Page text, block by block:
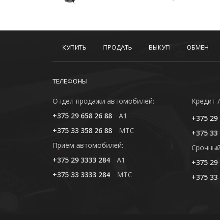
КУПИТЬ ПРОДАТЬ ВЫКУП ОБМЕН
ТЕЛЕФОНЫ
Отдел продажи автомобилей:
+375 29 658 26 88
A1
+375 33 358 26 88
MTC
Приём автомобилей:
+375 29 3333 284
A1
+375 33 3333 284
MTC
Кредит
+375 29
+375 33
+375 29
+375 33